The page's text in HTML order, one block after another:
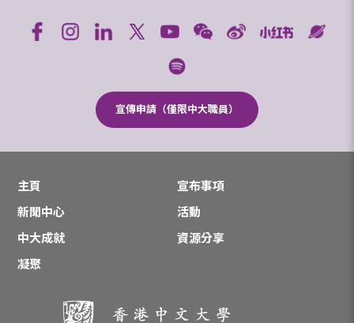
宣傳申請（僅限中大職員）
主頁
宣布事項
新聞中心
活動
中大成就
資源分享
凝聚